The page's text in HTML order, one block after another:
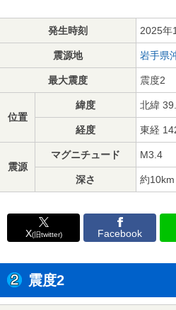
発生時刻 2025年
震源地 岩手県
最大震度 震度2
位置
緯度 北緯
経度 東経
震源
マグニチュード M3.4
深さ 約10km
X(旧twitter) Facebook
震度2